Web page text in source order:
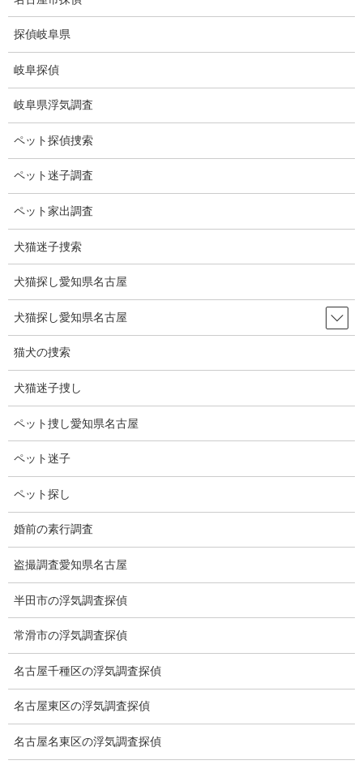
に
動
ョ
に
動
報告書サンプル
HOME 報告書サンプル
証拠サンプル
報告書のサンプはプライバシー保護から顔等にモザイクをかけ、
文章は削除してあります。
サンプル①
対象者（女性）スーパー駐車場に車両を放置し、
サンプル②
対象者（女性）子供を連れて電車で移動。浮気相手
と某駅で合流し車両で公園へ。
探偵岐阜県
岐阜探偵
岐阜県浮気調査
ペット探偵捜索
ペット迷子調査
ペット家出調査
犬猫迷子捜索
犬猫探し愛知県名古屋
犬猫探し愛知県名古屋
猫犬の捜索
犬猫迷子捜し
ペット捜し愛知県名古屋
ペット迷子
ペット探し
婚前の素行調査
盗撮調査愛知県名古屋
半田市の浮気調査探偵
常滑市の浮気調査探偵
名古屋千種区の浮気調査探偵
名古屋東区の浮気調査探偵
名古屋名東区の浮気調査探偵